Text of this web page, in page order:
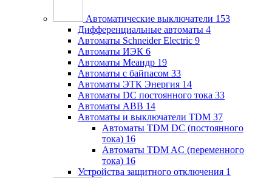
Автоматические выключатели 153
Дифференциальные автоматы 4
Автоматы Schneider Electric 9
Автоматы ИЭК 6
Автоматы Меандр 19
Автоматы с байпасом 33
Автоматы ЭТК Энергия 14
Автоматы DC постоянного тока 33
Автоматы ABB 14
Автоматы и выключатели TDM 37
Автоматы TDM DC (постоянного
тока) 16
Автоматы TDM AC (переменного
тока) 16
Устройства защитного отключения 1